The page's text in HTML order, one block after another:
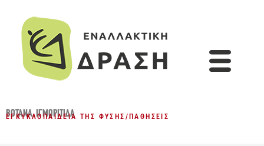
ΒΌΤΑΝΑ,ΙΓΜΟΡΊΤΙΔΑ
ΕΓΚΥΚΛΟΠΑΊΔΕΙΑ ΤΗΣ ΦΎΣΗΣ / ΠΑΘΉΣΕΙΣ